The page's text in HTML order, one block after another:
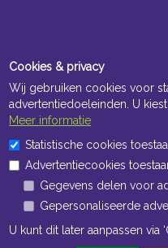
Openingstijden
ma t/m vr 8:30 uur tot 17:00 uur
Openingstijden
ma t/m vr 7:00 uur tot 16:30 uur
Cookies & privacy
Wij gebruiken cookies voor
advertentiedoeleinden. U
Meer informatie
Statistische cookies
Advertentiecookies
Gegevens delen voor
Gepersonaliseerde
U kunt dit later aanpassen via